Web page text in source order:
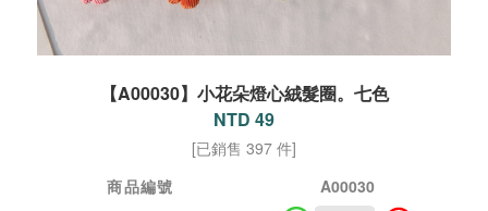
【A00030】小花朵燈心絨髮圈。七色
NTD 49
[已銷售 397 件]
商品編號
A00030